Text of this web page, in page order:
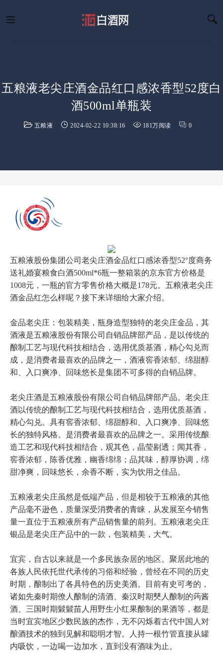
五粮液老尖庄酒金品红口感浓香型52度白
酒500ml单瓶装
五粮液 2024-02-22 10:38:16 181万阅读 0
五粮液股份集团公司老尖庄酒金品红口感浓香型52°度商务
送礼婚宴粮食白酒500ml*6瓶一整箱装的京东官方价格是
1008元，一瓶的官方零售价格大概是178元。五粮液老尖庄
酒金品红怎么样呢？接下来详细给大家介绍。
金品老尖庄：包装精美，瓶身造型独特的老尖庄金品，其
酒液是五粮液股份有限公司自销品牌部产品，是以传统的
酿制工艺与现代科技相结合，选用优质基酒，精心勾兑而
成，是消费者最喜欢的品牌之一，酒液窖香浓郁、绵甜醇
和、入口爽净、回味悠长是集团不可多得的自销品牌。
老尖庄酒是五粮液股份有限公司自销品牌部产品。老尖庄
酒以传统的酿制工艺与现代科技相结合，选用优质基酒，
精心勾兑。具有窖香浓郁、绵甜醇和、入口爽净、回味悠
长的独特风格。是消费者最喜欢的品牌之一。采用传统酿
造工艺和现代科技相结合，观其色，晶莹剔透；闻其香，
窖香浓郁，陈香优雅，幽香绵绵；品其味，醇厚协调，绵
甜净爽，回味悠长，余香不断，实为饮用之佳品。
五粮液老尖庄虽然是低端产品，但是相较于五粮液的其他
产品毫不逊色，质量深受消费者的青睐，从发展至今销售
量一直位于五粮液所有产品销售量的前列。五粮液老尖庄
银品是老尖庄产品中的一款，包装精美，大气。
宜宾，自古以来就是一个多民族杂居的地区。聚居此地的
各族人民依托世代承传的习俗和经验，曾经在不同的历史
时期，酿制出了各具特色的历史美酒。目前有史可考的，
诸如先秦时期僚人酿制的清酒、秦汉时期僰人酿制的蒟酱
酒、三国时期鬏鬏苗人用野生小红果酿制的果酒等，都是
当时宜宾地区少数民族的杰作，无不闪烁着古代中国人对
酿酒技术的独到见解和聪明才智。人持一根竹管直接从罐
内吸饮，一边喝一边加水，直到没有酒味为止。